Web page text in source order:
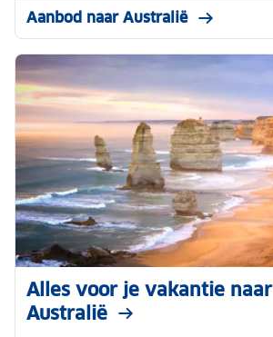
Aanbod naar Australië
Alles voor je vakantie naar
Australië